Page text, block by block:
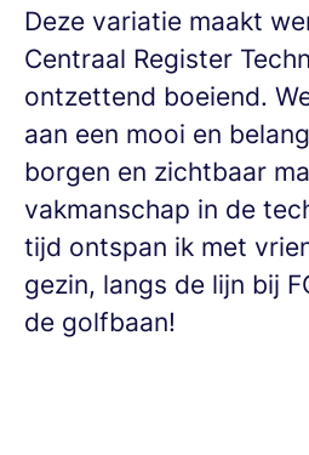
Deze variatie maakt
Centraal Register
ontzettend boeiend.
aan een mooi en
borgen en zichtbaar
vakmanschap in de
tijd ontspan ik met
gezin, langs de lijn bij
de golfbaan!